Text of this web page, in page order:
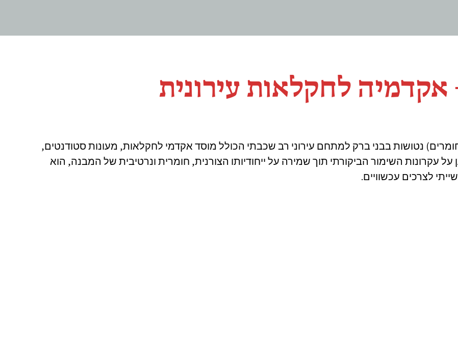
אקדמיה לחקלאות עירונית
נטושות בבני ברק למתחם עירוני רב שכבתי הכולל מוסד אקדמי לחקלאות, מעונות סטודנטים,
על עקרונות השימור הביקורתי תוך שמירה על ייחודיותו הצורנית, חומרית ונרטיבית של המבנה, הוא
לצרכים עכשוויים.